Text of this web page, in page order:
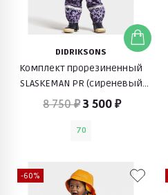
DIDRIKSONS
Комплект прорезиненный
SLASKEMAN PR (сиреневый
леопард)
8 750 ₽3 500 ₽
70
-60%